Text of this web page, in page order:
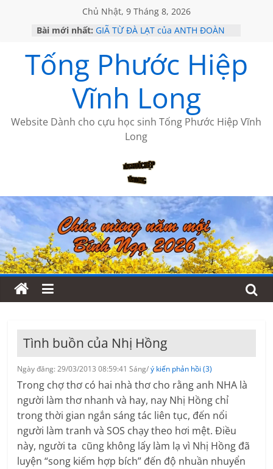
Chủ Nhật, 9 Tháng 8, 2026
Bài mới nhất: GIÃ TỪ ĐÀ LẠT của ANTH ĐOÀN
KHÔNG ĐỀ 20 CỦA THÁI LÃO
KHÔNG ĐỀ 19 CỦA THÁI LÃO
CHÙM THƠ CỦA BÍCH HÀ
Tống Phước Hiệp
Vĩnh Long
Website Dành cho cựu học sinh Tống Phước Hiệp Vĩnh
Long
Tình buồn của Nhị Hồng
Ngày đăng: 29/03/2013 08:59:41 Sáng/ý kiến phản hồi (3)
Trong chợ thơ có hai nhà thơ cho rằng anh NHA là
người làm thơ nhanh và hay, nay Nhị Hồng chỉ
trong thời gian ngắn sáng tác liên tục, đến nổi
người làm tranh và SOS chạy theo hơi mệt. Điều
này, người ta cũng không lấy làm lạ vì Nhị Hồng đã
luyện “song kiếm hợp bích” đến độ nhuần nhuyển